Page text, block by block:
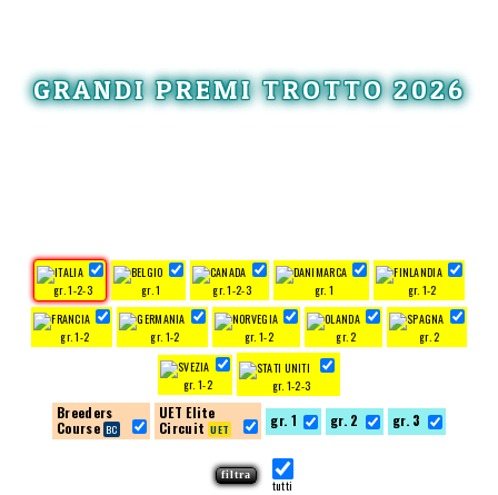
GRANDI PREMI TROTTO 2026
gr. 1-2-3 gr. 1 gr. 1-2-3 gr. 1 gr. 1-2
gr. 1-2 gr. 1-2 gr. 1-2 gr. 2 gr. 2
gr. 1-2 gr. 1-2-3
Breeders
Course
UET Elite
Circuit
gr. 1 gr. 2 gr. 3
tutti